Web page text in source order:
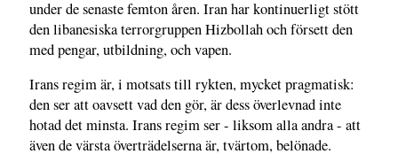
under de senaste femton åren. Iran har kontinuerligt stött
den libanesiska terrorgruppen Hizbollah och försett den
med pengar, utbildning, och vapen.
Irans regim är, i motsats till rykten, mycket pragmatisk:
den ser att oavsett vad den gör, är dess överlevnad inte
hotad det minsta. Irans regim ser - liksom alla andra - att
även de värsta överträdelserna är, tvärtom, belönade.